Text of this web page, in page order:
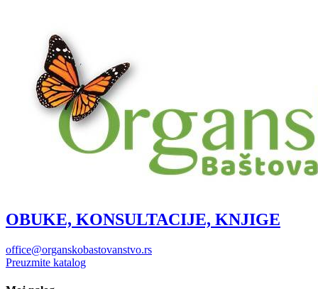
OBUKE, KONSULTACIJE, KNJIGE
office@organskobastovanstvo.rs
Preuzmite katalog